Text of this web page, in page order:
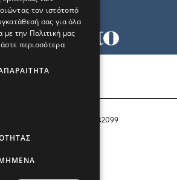
Πιστοποίησης Μ.Η.Τ. 242099
© 2026 Το Μανιφέστο
τον ιστότοπό
σας για όλα
την Πολιτική μας
περισσότερα